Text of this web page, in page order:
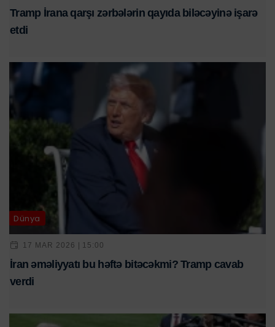
Tramp İrana qarşı zərbələrin qayıda biləcəyinə işarə
etdi
Dünya
17 MAR 2026 | 15:00
İran əməliyyatı bu həftə bitəcəkmi? Tramp cavab
verdi